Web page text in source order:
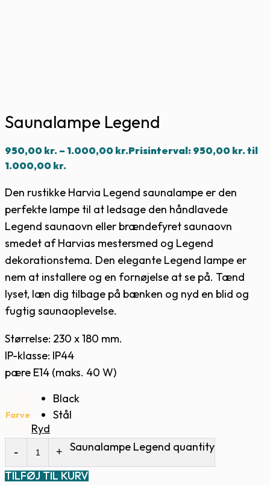
Saunalampe Legend
950,00 kr. – 1.000,00 kr.Prisinterval: 950,00 kr. til
1.000,00 kr.
Den rustikke Harvia Legend saunalampe er den
perfekte lampe til at ledsage den håndlavede
Legend saunaovn eller brændefyret saunaovn
smedet af Harvias mestersmed og Legend
dekorationstema. Den elegante Legend lampe er
nem at installere og en fornøjelse at se på. Tænd
lyset, læn dig tilbage på bænken og nyd en blid og
fugtig saunaoplevelse.
Størrelse: 230 x 180 mm.
IP-klasse: IP44
pære E14 (maks. 40 W)
Farve
Black
Stål
Ryd
Saunalampe Legend quantity
TILFØJ TIL KURV